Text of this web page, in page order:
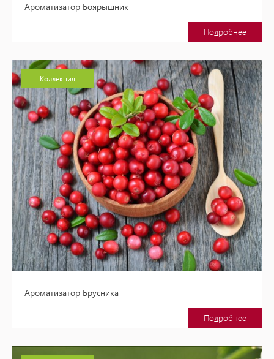
Ароматизатор Боярышник
Подробнее
Коллекция
Ароматизатор Брусника
Подробнее